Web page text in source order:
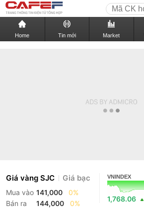
Home Tin mới Market
Giá vàng SJC Giá bạc
Mua vào 141,000
0%
Bán ra
144,000 0%
VNINDEX
1,768.06